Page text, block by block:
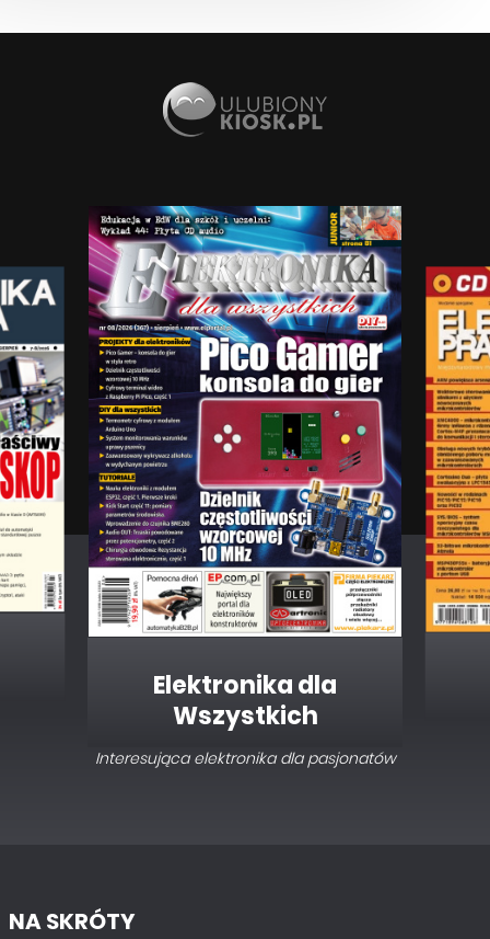
Elektronika dla
Wszystkich
Interesująca elektronika dla pasjonatów
NA SKRÓTY